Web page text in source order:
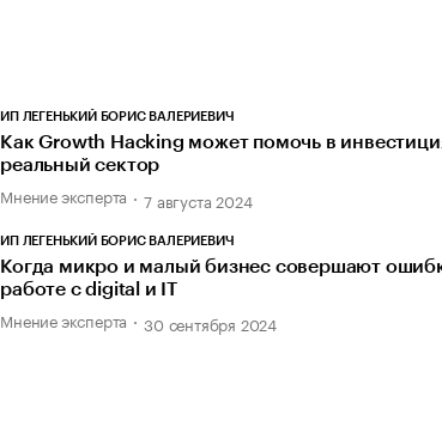
ИП ЛЕГЕНЬКИЙ БОРИС ВАЛЕРИЕВИЧ
Как Growth Hacking может помочь в
реальный сектор
Мнение эксперта 7 августа 2024
ИП ЛЕГЕНЬКИЙ БОРИС ВАЛЕРИЕВИЧ
Когда микро и малый бизнес совершают
работе с digital и IT
Мнение эксперта 30 сентября 2024